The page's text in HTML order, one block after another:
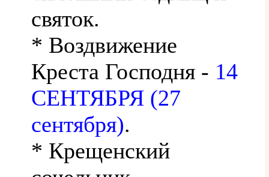
святок.
* Воздвижение
Креста Господня - 14
СЕНТЯБРЯ (27
сентября).
* Крещенский